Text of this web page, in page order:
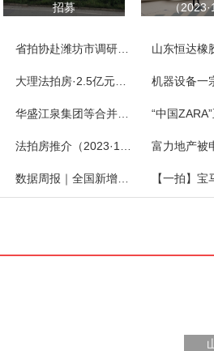
招募
（
“中国